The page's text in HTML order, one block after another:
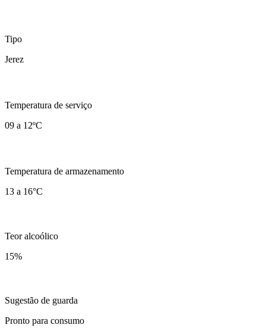
Tipo
Jerez
Temperatura de serviço
09 a 12ºC
Temperatura de armazenamento
13 a 16°C
Teor alcoólico
15%
Sugestão de guarda
Pronto para consumo